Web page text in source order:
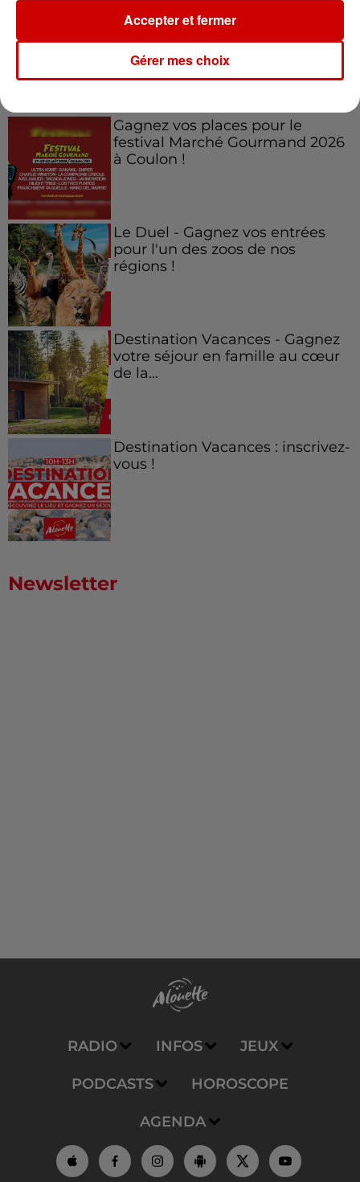
Jeux Voir plus
Gagnez vos places pour le
festival Marché Gourmand 2026
à Coulon !
Le Duel - Gagnez vos entrées
pour l'un des zoos de nos
régions !
Destination Vacances - Gagnez
votre séjour en famille au cœur
de la...
Destination Vacances : inscrivez-
vous !
Newsletter
RADIO INFOS JEUX
PODCASTS HOROSCOPE
AGENDA
Gérer mes choix
Accepter et fermer